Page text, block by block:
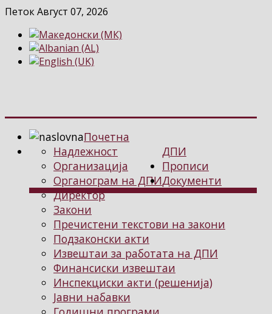
Петок Август 07, 2026
Почетна
ДПИ
Надлежност
Организација
Органограм на ДПИ
Директор
Прописи
Закони
Пречистени текстови на закони
Подзаконски акти
Документи
Извештаи за работата на ДПИ
Финансиски извештаи
Инспекциски акти (решенија)
Јавни набавки